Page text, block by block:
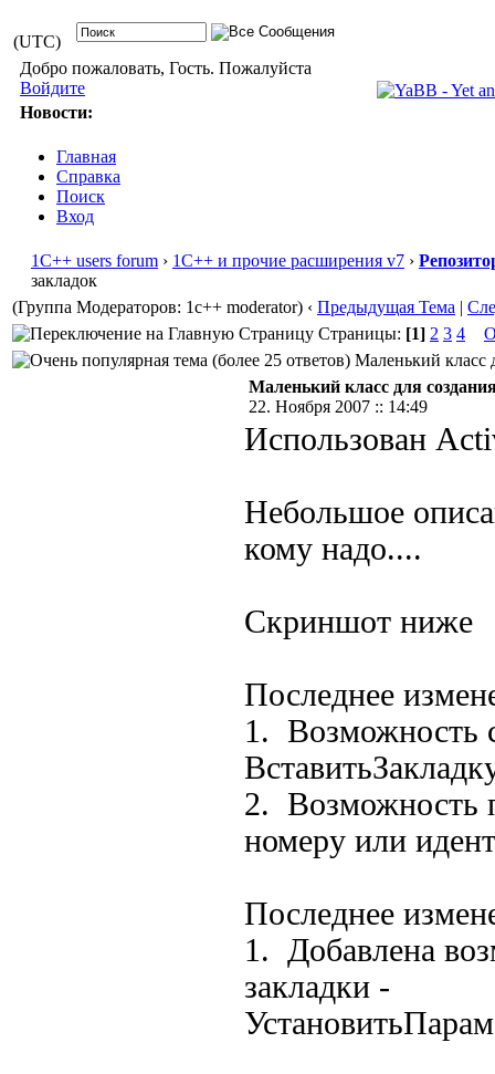
(UTC)
Добро пожаловать, Гость. Пожалуйста
Войдите
Новости:
Главная
Справка
Поиск
Вход
1С++ users forum › 1С++ и прочие расширения v7 ›
закладок
(Группа Модераторов: 1c++ moderator) ‹ Предыдущая Тема |
Страницы: [1] 2 3 4
Маленький класс
Маленький класс для
22. Ноября 2007 :: 14:49
Использован
Небольшое
кому надо....
Скриншот ниже
Последнее
1. Возможность
2. Возможность
номеру или
Последнее
1. Добавлена
закладки -